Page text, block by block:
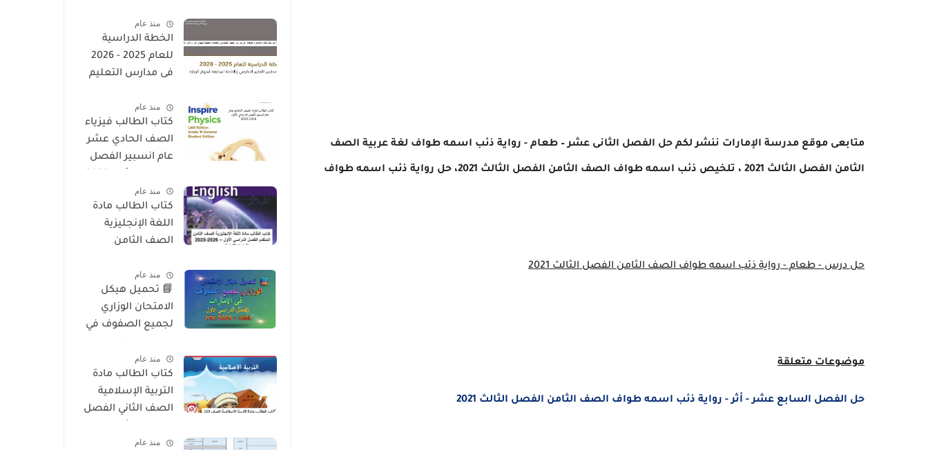
متابعى موقع مدرسة الإمارات ننشر لكم حل الفصل الثانى عشر – طعام - رواية ذئب اسمه طواف لغة عربية الصف
الثامن الفصل الثالث 2021 ، تلخيص ذئب اسمه طواف الصف الثامن الفصل الثالث 2021، حل رواية ذئب اسمه طواف
حل درس - طعام - رواية ذئب اسمه طواف الصف الثامن الفصل الثالث 2021
موضوعات متعلقة
حل الفصل السابع عشر - أثر - رواية ذئب اسمه طواف الصف الثامن الفصل الثالث 2021
منذ عام
الخطة الدراسية
للعام 2025 - 2026
فى مدارس التعليم
المطبقة لمنهاج
الوزارة فى الامارات
منذ عام
كتاب الطالب فيزياء
الصف الحادي عشر
عام انسبير الفصل
2026منذ عام
كتاب الطالب مادة
اللغة الإنجليزية
الصف الثامن
2026 – المنهج
الإماراتي
منذ عام
📘 تحميل هيكل
الامتحان الوزاري
لجميع الصفوف في
2026 PDF
منذ عام
كتاب الطالب مادة
التربية الإسلامية
الصف الثاني الفصل
2026 منهج الاماراتمنذ عام